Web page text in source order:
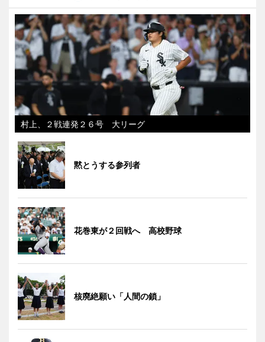
村上、２戦連発２６号 大リーグ
黙とうする参列者
花巻東が２回戦へ 高校野球
核廃絶願い「人間の鎖」